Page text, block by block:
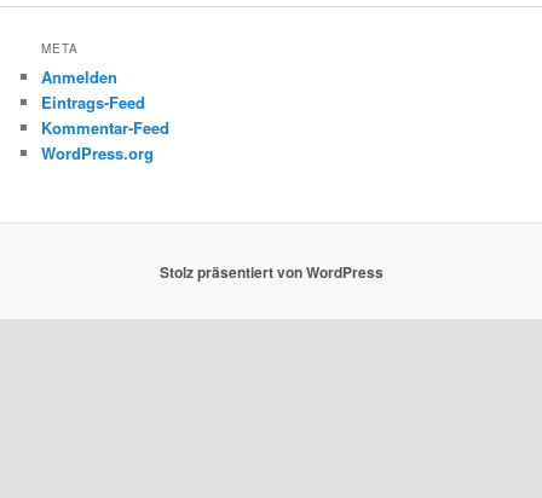
META
Anmelden
Eintrags-Feed
Kommentar-Feed
WordPress.org
Stolz präsentiert von WordPress